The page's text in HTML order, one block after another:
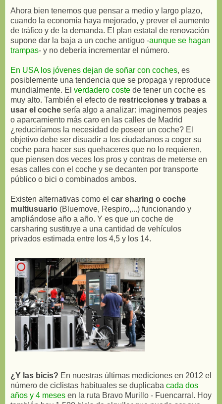
Ahora bien tenemos que pensar a medio y largo plazo,
cuando la economía haya mejorado, y prever el aumento
de tráfico y de la demanda. El plan estatal de renovación
supone dar la baja a un coche antiguo -aunque se hagan
trampas- y no debería incrementar el número.
En USA los jóvenes dejan de soñar con coches, es
posiblemente una tendencia que se propaga y reproduce
mundialmente. El verdadero coste de tener un coche es
muy alto. También el efecto de restricciones y trabas a
usar el coche sería algo a analizar: imaginemos peajes
o aparcamiento más caro en las calles de Madrid
¿reduciríamos la necesidad de poseer un coche? El
objetivo debe ser disuadir a los ciudadanos a coger su
coche para hacer sus quehaceres que no lo requieren,
que piensen dos veces los pros y contras de meterse en
esas calles con el coche y se decanten por transporte
público o bici o combinados ambos.
Existen alternativas como el car sharing o coche
multiusuario (Bluemove, Respiro,...) funcionando y
ampliándose año a año. Y es que un coche de
carsharing sustituye a una cantidad de vehículos
privados estimada entre los 4,5 y los 14.
¿Y las bicis? En nuestras últimas mediciones en 2012 el
número de ciclistas habituales se duplicaba cada dos
años y 4 meses en la ruta Bravo Murillo - Fuencarral. Hoy